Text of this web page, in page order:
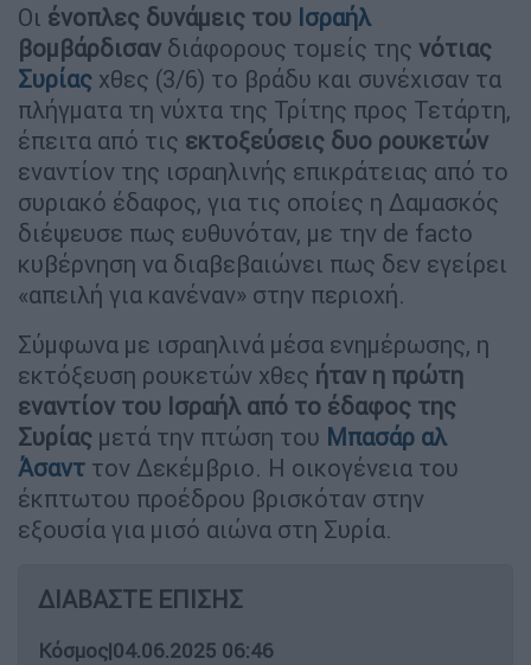
Οι ένοπλες δυνάμεις του Ισραήλ
βομβάρδισαν διάφορους τομείς της νότιας
Συρίας χθες (3/6) το βράδυ και συνέχισαν τα
πλήγματα τη νύχτα της Τρίτης προς Τετάρτη,
έπειτα από τις εκτοξεύσεις δυο ρουκετών
εναντίον της ισραηλινής επικράτειας από το
συριακό έδαφος, για τις οποίες η Δαμασκός
διέψευσε πως ευθυνόταν, με την de facto
κυβέρνηση να διαβεβαιώνει πως δεν εγείρει
«απειλή για κανέναν» στην περιοχή.
Σύμφωνα με ισραηλινά μέσα ενημέρωσης, η
εκτόξευση ρουκετών χθες ήταν η πρώτη
εναντίον του Ισραήλ από το έδαφος της
Συρίας μετά την πτώση του Μπασάρ αλ
Άσαντ τον Δεκέμβριο. Η οικογένεια του
έκπτωτου προέδρου βρισκόταν στην
εξουσία για μισό αιώνα στη Συρία.
ΔΙΑΒΑΣΤΕ ΕΠΙΣΗΣ
Κόσμος|04.06.2025 06:46